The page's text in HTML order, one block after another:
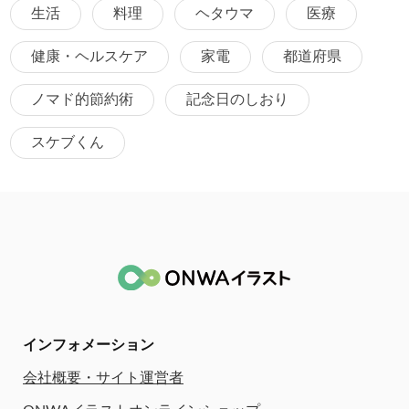
生活 料理 ヘタウマ 医療
健康・ヘルスケア 家電 都道府県
ノマド的節約術 記念日のしおり
スケブくん
インフォメーション
会社概要・サイト運営者